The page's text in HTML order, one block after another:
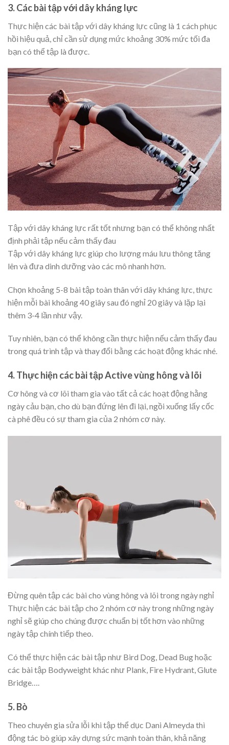
3. Các bài tập với dây kháng lực
Thực hiện các bài tập với dây kháng lực cũng là 1 cách phục
hồi hiệu quả, chỉ cần sử dụng mức khoảng 30% mức tối đa
bạn có thể tập là được.
Tập với dây kháng lực rất tốt nhưng bạn có thể không nhất
định phải tập nếu cảm thấy đau
Tập với dây kháng lực giúp cho lượng máu lưu thông tăng
lên và đưa dinh dưỡng vào các mô nhanh hơn.
Chọn khoảng 5-8 bài tập toàn thân với dây kháng lực, thực
hiện mỗi bài khoảng 40 giây sau đó nghỉ 20 giây và lặp lại
thêm 3-4 lần như vậy.
Tuy nhiên, bạn có thể không cần thực hiện nếu cảm thấy đau
trong quá trình tập và thay đổi bằng các hoạt động khác nhé.
4. Thực hiện các bài tập Active vùng hông và lõi
Cơ hông và cơ lõi tham gia vào tất cả các hoạt động hằng
ngày cảu bạn, cho dù bạn đứng lên đi lại, ngồi xuống lấy cốc
cà phê đều có sự tham gia của 2 nhóm cơ này.
Đừng quên tập các bài cho vùng hông và lõi trong ngày nghỉ
Thực hiện các bài tập cho 2 nhóm cơ này trong những ngày
nghỉ sẽ giúp cho chúng được chuẩn bị tốt hơn vào những
ngày tập chính tiếp theo.
Có thể thực hiện các bài tập như Bird Dog, Dead Bug hoặc
các bài tập Bodyweight khác như Plank, Fire Hydrant, Glute
Bridge….
5. Bò
Theo chuyên gia sửa lỗi khi tập thể dục Dani Almeyda thì
động tác bò giúp xây dựng sức mạnh toàn thân, khả năng